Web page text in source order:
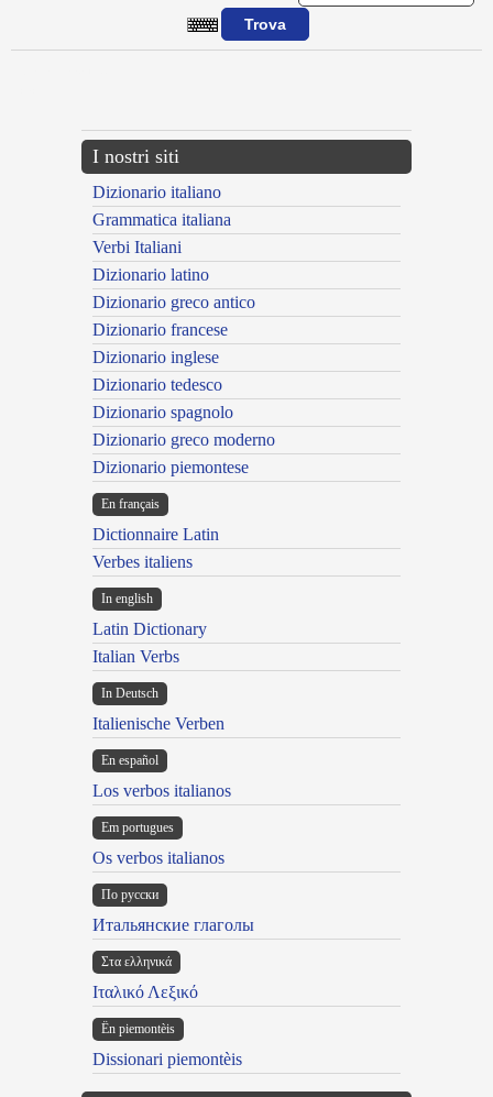
I nostri siti
Dizionario italiano
Grammatica italiana
Verbi Italiani
Dizionario latino
Dizionario greco antico
Dizionario francese
Dizionario inglese
Dizionario tedesco
Dizionario spagnolo
Dizionario greco moderno
Dizionario piemontese
En français
Dictionnaire Latin
Verbes italiens
In english
Latin Dictionary
Italian Verbs
In Deutsch
Italienische Verben
En español
Los verbos italianos
Em portugues
Os verbos italianos
По русски
Итальянские глаголы
Στα ελληνικά
Ιταλικό Λεξικό
Ën piemontèis
Dissionari piemontèis